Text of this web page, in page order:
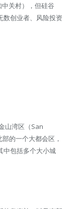
关村），但硅谷
创业者、风险投资
山湾区（San
的一个大都会区，
中包括多个大小城